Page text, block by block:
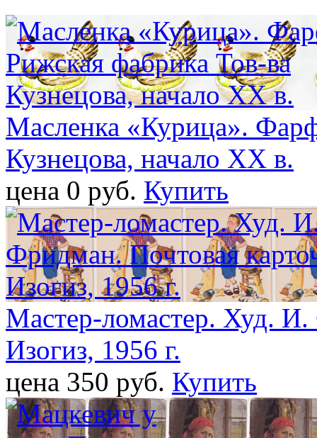
Масленка «Курица».
Кузнецова, начало ХХ в.
цена 0 pуб. Купить
Мастер-ломастер. Худ.
Изогиз, 1956 г.
цена 350 pуб. Купить